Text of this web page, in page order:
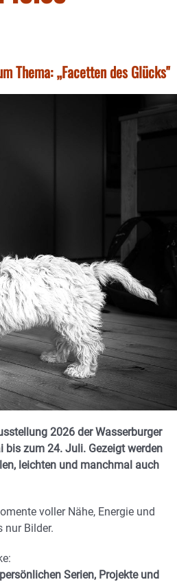
Thema: „Facetten des Glücks"
2026 der Wasserburger
bis zum 24. Juli. Gezeigt werden
leichten und manchmal auch
voller Nähe, Energie und
nur Bilder.
Serien, Projekte und